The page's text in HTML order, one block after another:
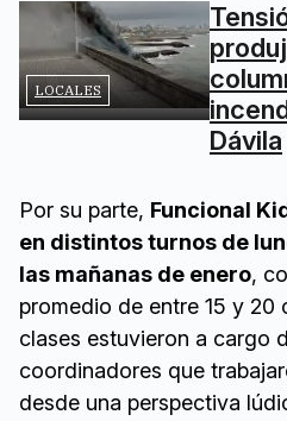
LOCALES
Dávila
Por su parte, Funcional
en distintos turnos de
las mañanas de enero,
promedio de entre 15 y 20
clases estuvieron a cargo
coordinadores que
desde una perspectiva